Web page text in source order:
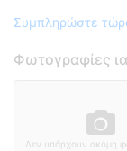
Συμπληρώστε
Φωτογραφίες
Δεν υπάρχουν ακόμη